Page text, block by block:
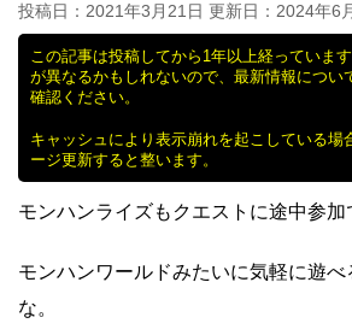
投稿日：2021年3月21日 更新日： 2024年6
この記事は投稿してから1年以上経っていま
が異なるかもしれないので、最新情報につい
確認ください。
キャッシュにより表示崩れを起こしている場
ージ更新すると整います。
モンハンライズもクエストに途中参加
モンハンワールドみたいに気軽に遊べ
な。